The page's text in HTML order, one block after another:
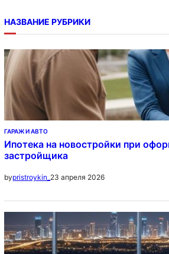
НАЗВАНИЕ РУБРИКИ
ГАРАЖ И АВТО
Ипотека на новостройки при
застройщика
bypristroykin_ 23 апреля 2026